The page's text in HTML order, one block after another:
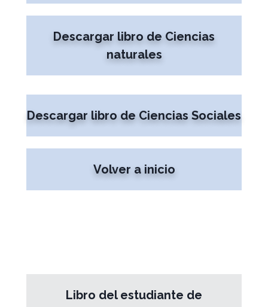
Descargar libro de Ciencias
naturales
Descargar libro de Ciencias Sociales
Volver a inicio
Libro del estudiante de